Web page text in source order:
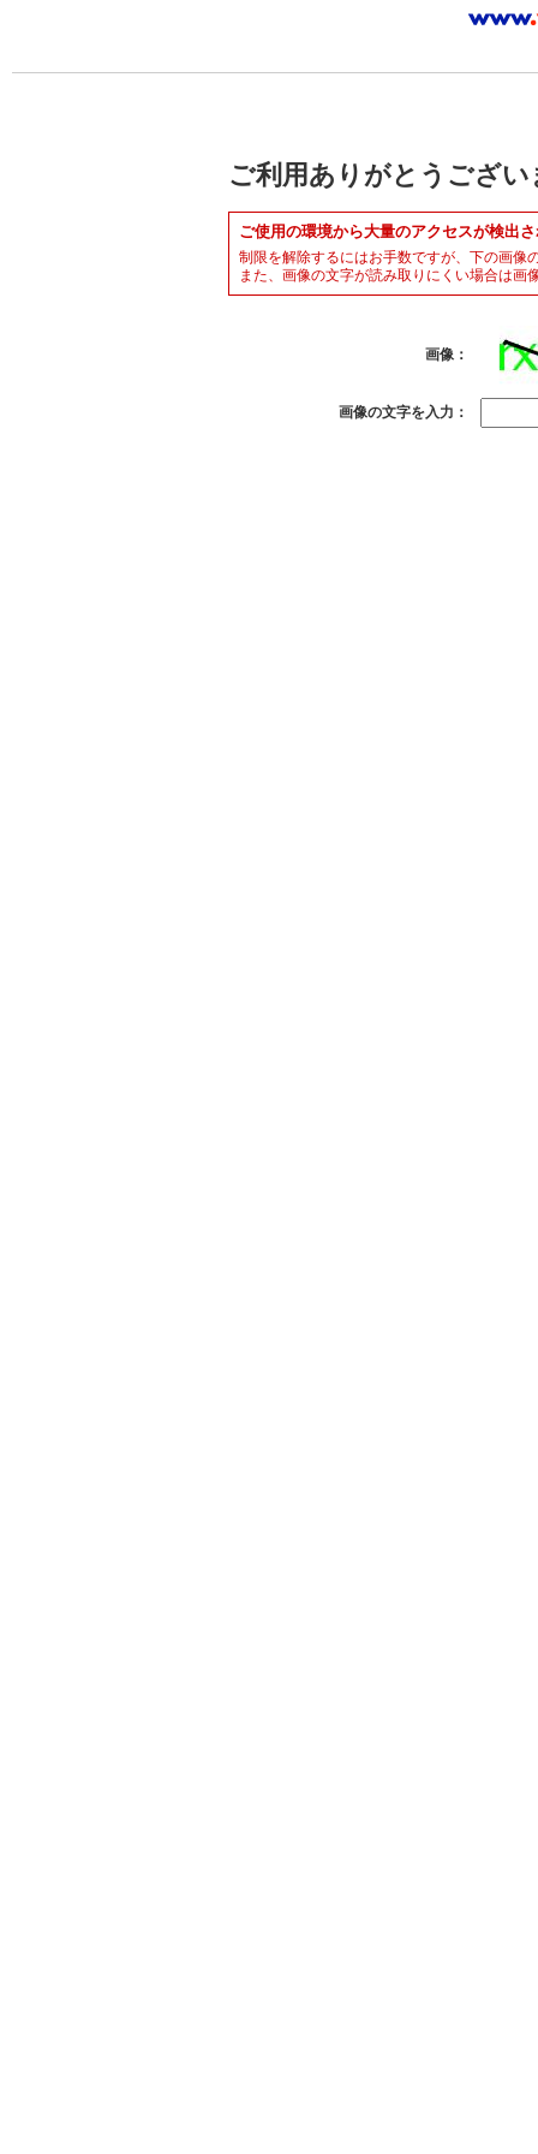
ご利用ありがとうござい
ご使用の環境から大量のアクセスが検出
制限を解除するにはお手数ですが、下の画像
また、画像の文字が読み取りにくい場合は画
画像：
画像の文字を入力：